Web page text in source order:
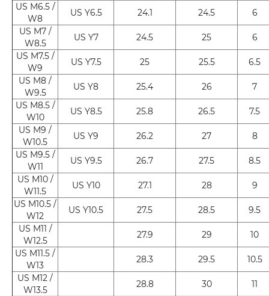
US M6.5 /
W8
US Y6.5 24.1 24.5
6
US M7 /
W8.5
US Y7 24.5 25
6
US M7.5 /
W9
US Y7.5 25 25.5
6.5
US M8 /
W9.5
US Y8 25.4 26
7
US M8.5 /
W10
US Y8.5 25.8 26.5
7.5
US M9 /
W10.5
US Y9 26.2 27
8
US M9.5 /
W11
US Y9.5 26.7 27.5
8.5
US M10 /
W11.5
US Y10 27.1 28
9
US M10.5 /
W12
US Y10.5 27.5 28.5
9.5
US M11 /
W12.5
27.9 29
10
US M11.5 /
W13
28.3 29.5
10.5
US M12 /
W13.5
28.8 30
11